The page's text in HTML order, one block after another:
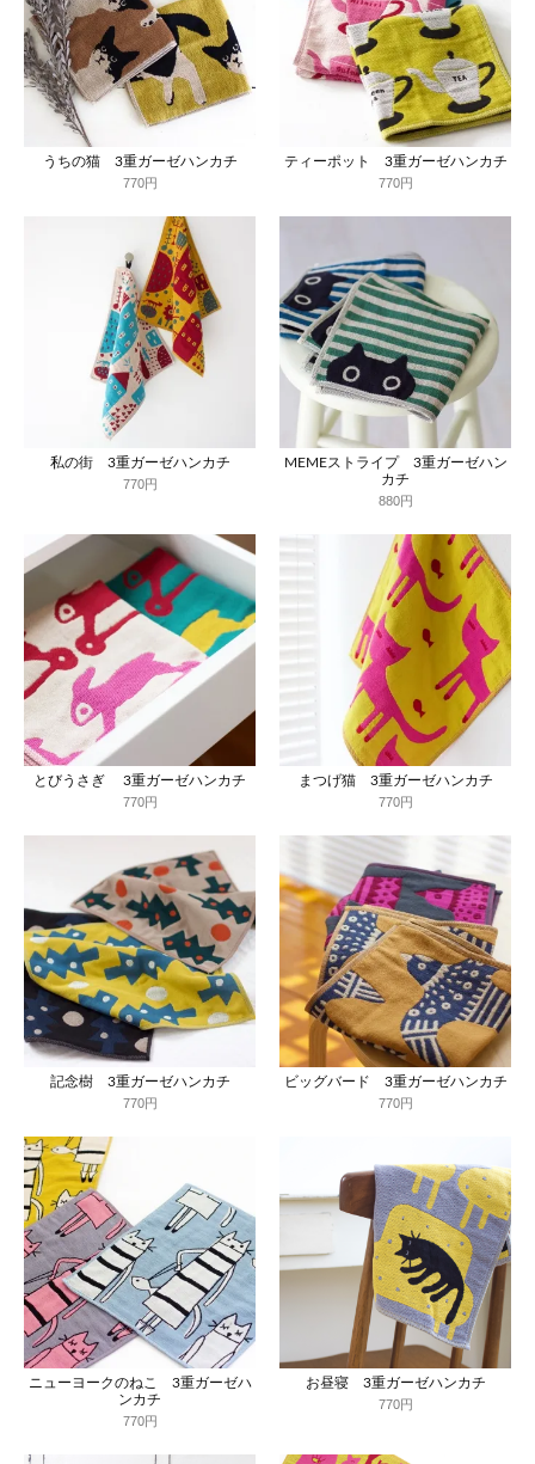
うちの猫 3重ガーゼハンカチ
770円
ティーポット 3重ガーゼハンカチ
770円
私の街 3重ガーゼハンカチ
770円
MEMEストライプ 3重ガーゼハン
カチ
880円
とびうさぎ 3重ガーゼハンカチ
770円
まつげ猫 3重ガーゼハンカチ
770円
記念樹 3重ガーゼハンカチ
770円
ビッグバード 3重ガーゼハンカチ
770円
ニューヨークのねこ 3重ガーゼハ
ンカチ
770円
お昼寝 3重ガーゼハンカチ
770円